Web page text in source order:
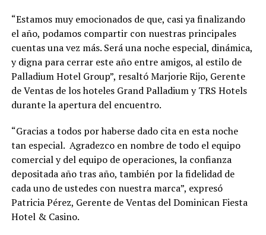
“Estamos muy emocionados de que, casi ya finalizando
el año, podamos compartir con nuestras principales
cuentas una vez más. Será una noche especial, dinámica,
y digna para cerrar este año entre amigos, al estilo de
Palladium Hotel Group”, resaltó Marjorie Rijo, Gerente
de Ventas de los hoteles Grand Palladium y TRS Hotels
durante la apertura del encuentro.
“Gracias a todos por haberse dado cita en esta noche
tan especial. Agradezco en nombre de todo el equipo
comercial y del equipo de operaciones, la confianza
depositada año tras año, también por la fidelidad de
cada uno de ustedes con nuestra marca”, expresó
Patricia Pérez, Gerente de Ventas del Dominican Fiesta
Hotel & Casino.